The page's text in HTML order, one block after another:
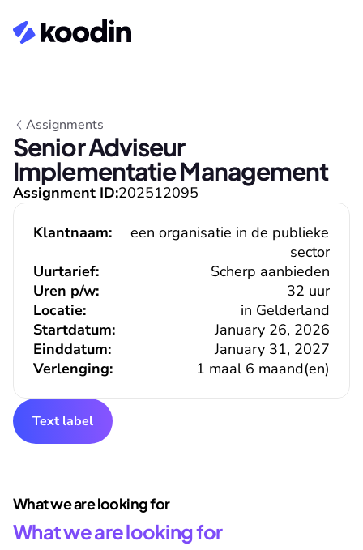
Assignments
Senior Adviseur
Implementatie Management
Assignment ID:202512095
Klantnaam:
een organisatie in de publieke
sector
Uurtarief:
Scherp aanbieden
32 uur
Uren p/w:
Locatie:
in Gelderland
Verlenging: 1 maal 6 maand(en)
Einddatum: January 31, 2027
Startdatum: January 26, 2026
Text label
What we are looking for
What we are looking for